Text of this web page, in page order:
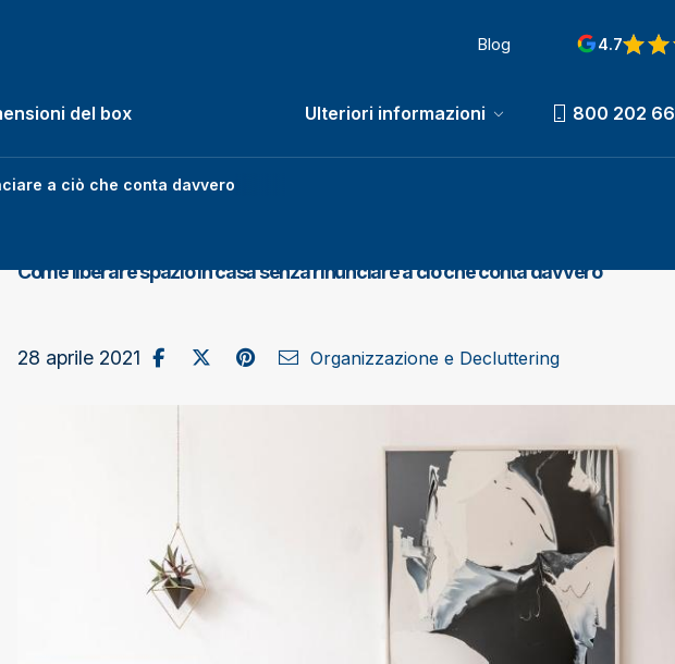
Blog 4.7
View
del box Ulteriori informazioni 800 202
a ciò che conta davvero
Come liberare spazio in casa senza rinunciare a ciò che conta davvero
28 aprile 2021Condividi su Facebook
Pubblica su X/Twitter
Condividi su Pinterest
Invia come e-mail
Organizzazione e Decluttering